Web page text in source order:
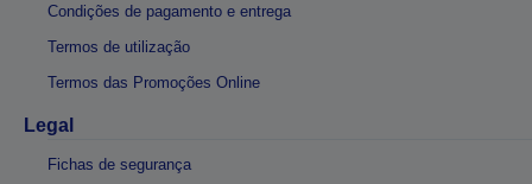
Condições de pagamento e entrega
Termos de utilização
Termos das Promoções Online
Legal
Fichas de segurança